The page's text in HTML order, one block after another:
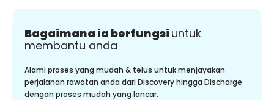
Bagaimana ia berfungsi untuk
membantu anda
Alami proses yang mudah & telus untuk menjayakan
perjalanan rawatan anda dari Discovery hingga Discharge
dengan proses mudah yang lancar.